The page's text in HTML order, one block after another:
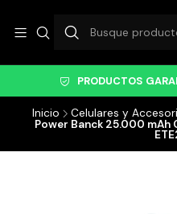
PRODUCTOS
Inicio Celulares y
Power Banck 25.000 mAh